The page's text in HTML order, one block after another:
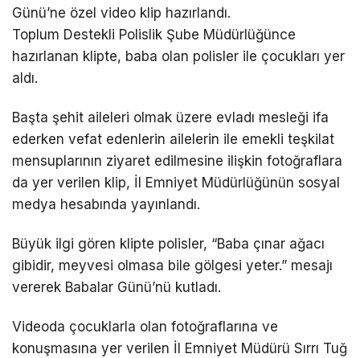
Günü’ne özel video klip hazırlandı.
Toplum Destekli Polislik Şube Müdürlüğünce
hazırlanan klipte, baba olan polisler ile çocukları yer
aldı.
Başta şehit aileleri olmak üzere evladı mesleği ifa
ederken vefat edenlerin ailelerin ile emekli teşkilat
mensuplarının ziyaret edilmesine ilişkin fotoğraflara
da yer verilen klip, İl Emniyet Müdürlüğünün sosyal
medya hesabında yayınlandı.
Büyük ilgi gören klipte polisler, “Baba çınar ağacı
gibidir, meyvesi olmasa bile gölgesi yeter.” mesajı
vererek Babalar Günü’nü kutladı.
Videoda çocuklarla olan fotoğraflarına ve
konuşmasına yer verilen İl Emniyet Müdürü Sırrı Tuğ